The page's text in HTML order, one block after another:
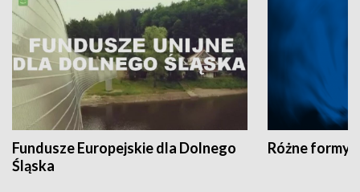
Fundusze Europejskie dla Dolnego
Śląska
Różne formy